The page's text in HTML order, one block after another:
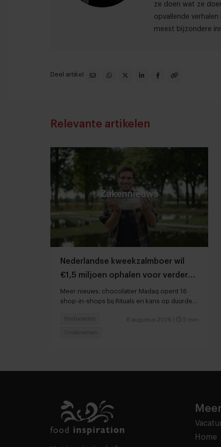
ze doen wat ze
opvallende
meest bijzondere
Deel artikel
Relevante artikelen
Nederlandse kweekzalmboer wil
€1,5 miljoen ophalen voor verdere
groei
Meer nieuws: chocolatier Madaq opent 16
shop-in-shops bij Rituals en kans op duurder
6 augustus 2026 5 min
Producenten
Ondernemen
Home